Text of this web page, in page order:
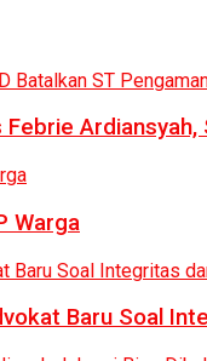
Warga
Baru Soal